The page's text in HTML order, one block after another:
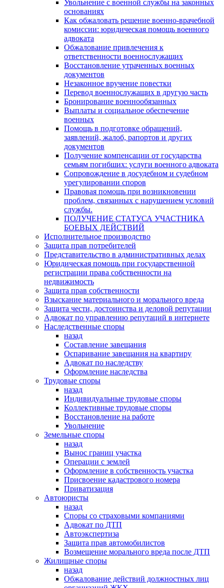
Увольнение с военной службы на законных
основаниях
Как обжаловать решение военно-врачебной
комиссии: юридическая помощь военного
адвоката
Обжалование привлечения к
ответственности военнослужащих
Восстановление утраченных военных
документов
Незаконное вручение повестки
Перевод военнослужащих в другую часть
Бронирование военнообязанных
Выплаты и социальное обеспечение
военных
Помощь в подготовке обращений,
заявлений, жалоб, рапортов и других
документов
Получение компенсации от государства
семьям погибших: услуги военного адвоката
Сопровождение в досудебном и судебном
урегулировании споров
Правовая помощь при возникновении
проблем, связанных с нарушением условий
службы.
ПОЛУЧЕНИЕ СТАТУСА УЧАСТНИКА
БОЕВЫХ ДЕЙСТВИЙ
Исполнительное производство
Защита прав потребителей
Представительство в административных делах
Юридическая помощь при государственной
регистрации права собственности на
недвижимость
Защита прав собственности
Взыскание материального и морального вреда
Защита чести, достоинства и деловой репутации
Адвокат по управлению репутаций в интернете
Наследственные споры
назад
Составление завещания
Оспаривание завещания на квартиру
Адвокат по наследству
Оформление наследства
Трудовые споры
назад
Индивидуальные трудовые споры
Коллективные трудовые споры
Восстановление на работе
Увольнение
Земельные споры
назад
Вынос границ участка
Операции с землей
Оформление в собственность участка
Присвоение кадастрового номера
Приватизация
Автоюристы
назад
Споры со страховыми компаниями
Адвокат по ДТП
Автоэкспертиза
Защита прав автомобилистов
Возмещение морального вреда после ДТП
Жилищные споры
назад
Обжалование действий должностных лиц